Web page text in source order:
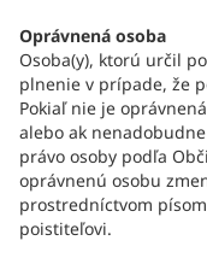
Oprávnená osoba
Osoba(y), ktorú určil
plnenie v prípade, že
Pokiaľ nie je
alebo ak
právo osoby podľa
oprávnenú osobu
prostredníctvom
poistiteľovi.